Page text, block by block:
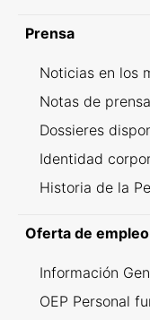
Prensa
Noticias en los
Notas de prensa
Dossieres
Identidad
Historia de la
Oferta de empleo
Información
OEP Personal